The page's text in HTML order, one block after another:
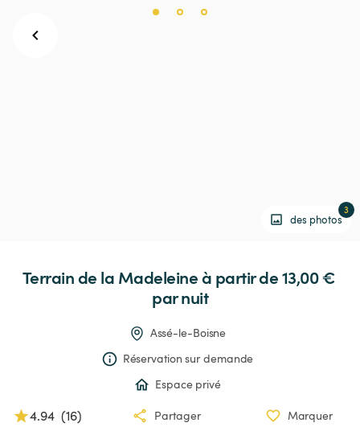
des photos
3
Terrainde la Madeleine à partir de 13,00 €
par nuit
Assé-le-Boisne
Réservation sur demande
Espace privé
4.94 (16) Partager Marquer